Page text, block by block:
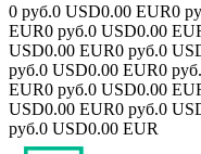
0 руб.0 USD0.00 EUR0
EUR0 руб.0 USD0.00
USD0.00 EUR0 руб.0
руб.0 USD0.00 EUR0 руб.
EUR0 руб.0 USD0.00
USD0.00 EUR0 руб.0
руб.0 USD0.00 EUR